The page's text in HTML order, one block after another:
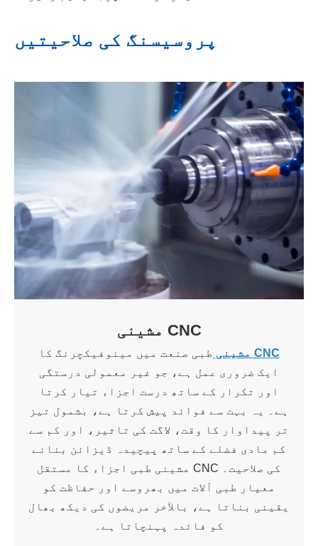
پروسیسنگ کی صلاحیتیں
CNC مشینی
CNC مشینی
طبی صنعت میں مینوفیکچرنگ کا
ایک ضروری عمل ہے، جو غیر معمولی درستگی
اور تکرار کے ساتھ درست اجزاء تیار کرتا
ہے۔ یہ بہت سے فوائد پیش کرتا ہے، بشمول تیز
تر پیداوار کا وقت، لاگت کی تاثیر، اور کم سے
کم مادی فضلے کے ساتھ پیچیدہ ڈیزائن بنانے
کی صلاحیت۔ CNC مشینی طبی اجزاء کا مستقل
معیار طبی آلات میں بھروسے اور حفاظت کو
یقینی بناتا ہے، بالآخر مریضوں کی دیکھ بھال
کو فائدہ پہنچاتا ہے۔